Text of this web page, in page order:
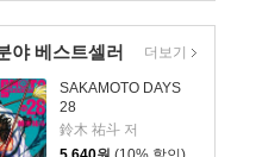
야 베스트셀러
SAKAMOTO DAYS
28
鈴木 祐斗 저
더보기